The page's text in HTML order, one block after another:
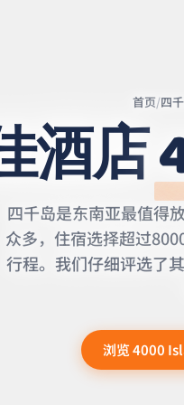
Leaflet
首页/四
酒店
四千岛是东南亚最值得
众多，住宿选择超过
行程。我们仔细评选了
浏览 4000